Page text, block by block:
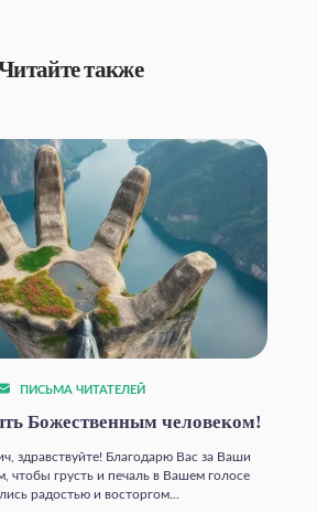
также
ПИСЬМА ЧИТАТЕЛЕЙ
Божественным человеком!
здравствуйте! Благодарю Вас за Ваши
чтобы грусть и печаль в Вашем голосе
радостью и восторгом...